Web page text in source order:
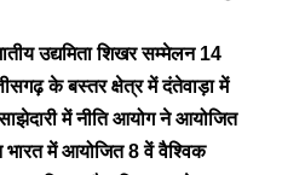
उद्यमिता शिखर सम्मेलन 14
के बस्तर क्षेत्र में दंतेवाड़ा में
में नीति आयोग ने आयोजित
में आयोजित 8 वें वैश्विक